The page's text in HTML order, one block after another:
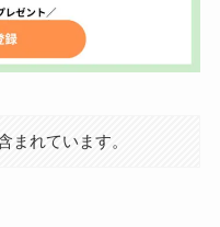
まれています。